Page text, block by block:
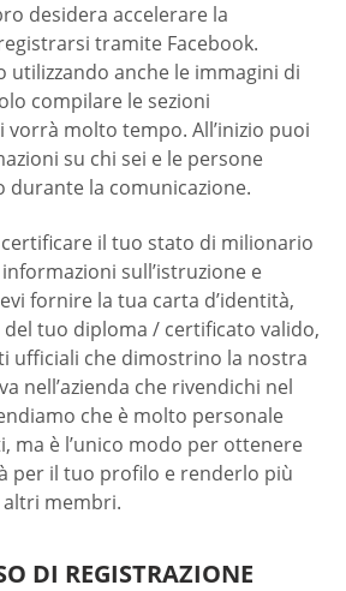
desidera accelerare la
tramite Facebook.
utilizzando anche le immagini di
compilare le sezioni
molto tempo. All’inizio puoi
su chi sei e le persone
la comunicazione.
il tuo stato di milionario
sull’istruzione e
fornire la tua carta d’identità,
tuo diploma / certificato valido,
ufficiali che dimostrino la nostra
nell’azienda che rivendichi nel
che è molto personale
ma è l’unico modo per ottenere
per il tuo profilo e renderlo più
membri.
DI REGISTRAZIONE